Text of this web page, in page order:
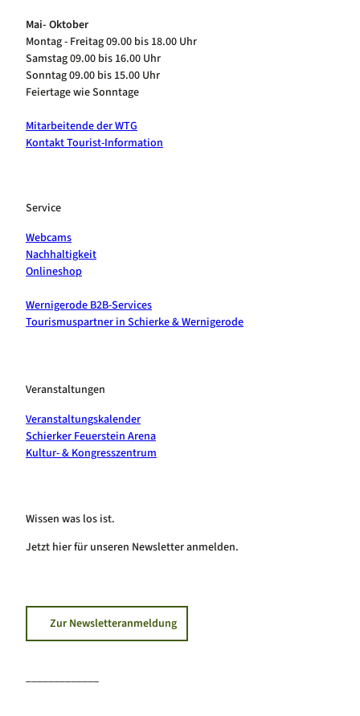
Mai- Oktober
Montag - Freitag 09.00 bis 18.00 Uhr
Samstag 09.00 bis 16.00 Uhr
Sonntag 09.00 bis 15.00 Uhr
Feiertage wie Sonntage
Mitarbeitende der WTG
Kontakt Tourist-Information
Service
Webcams
Nachhaltigkeit
Onlineshop
Wernigerode B2B-Services
Tourismuspartner in Schierke & Wernigerode
Veranstaltungen
Veranstaltungskalender
Schierker Feuerstein Arena
Kultur- & Kongresszentrum
Wissen was los ist.
Jetzt hier für unseren Newsletter anmelden.
Zur Newsletteranmeldung